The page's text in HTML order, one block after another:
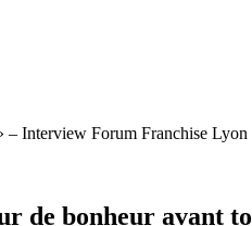
– Interview Forum Franchise Lyon
de bonheur avant